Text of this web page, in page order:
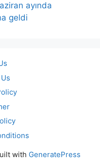
ayında
geldi
with GeneratePress